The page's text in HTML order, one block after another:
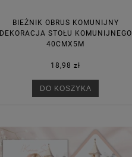
BIEŻNIK OBRUS KOMUNIJNY
DEKORACJA STOŁU KOMUNIJNEGO
40CMX5M
18,98 zł
DO KOSZYKA